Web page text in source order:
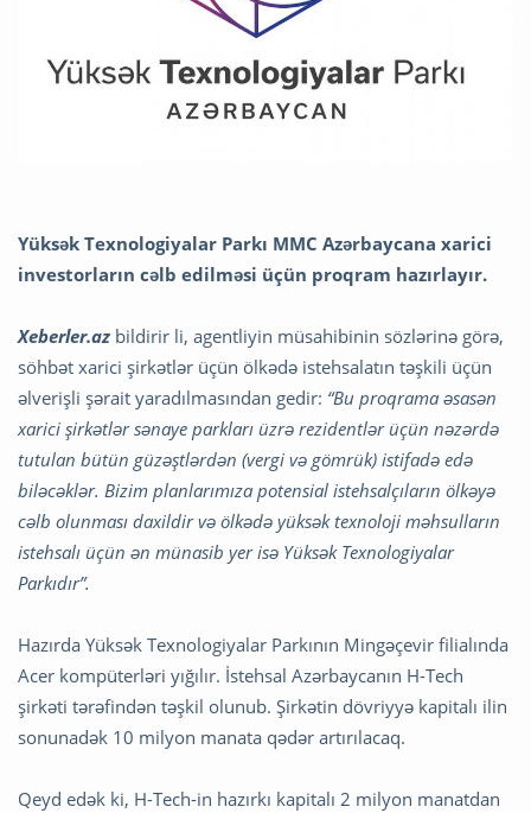
Yüksək Texnologiyalar Parkı MMC Azərbaycana xarici
investorların cəlb edilməsi üçün proqram hazırlayır.
Xeberler.az bildirir li, agentliyin müsahibinin sözlərinə görə,
söhbət xarici şirkətlər üçün ölkədə istehsalatın təşkili üçün
əlverişli şərait yaradılmasından gedir: “Bu proqrama əsasən
xarici şirkətlər sənaye parkları üzrə rezidentlər üçün nəzərdə
tutulan bütün güzəştlərdən (vergi və gömrük) istifadə edə
biləcəklər. Bizim planlarımıza potensial istehsalçıların ölkəyə
cəlb olunması daxildir və ölkədə yüksək texnoloji məhsulların
istehsalı üçün ən münasib yer isə Yüksək Texnologiyalar
Parkıdır”.
Hazırda Yüksək Texnologiyalar Parkının Mingəçevir filialında
Acer kompüterləri yığılır. İstehsal Azərbaycanın H-Tech
şirkəti tərəfindən təşkil olunub. Şirkətin dövriyyə kapitalı ilin
sonunadək 10 milyon manata qədər artırılacaq.
Qeyd edək ki, H-Tech-in hazırkı kapitalı 2 milyon manatdan